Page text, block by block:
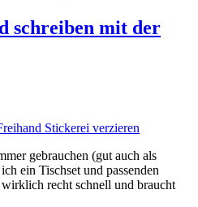
schreiben mit der
gebrauchen (gut auch als
ein Tischset und passenden
recht schnell und braucht